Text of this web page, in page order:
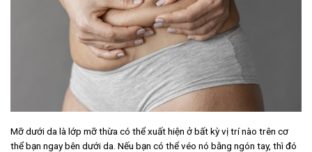
Mỡ dưới da là lớp mỡ thừa có thể xuất hiện ở bất kỳ vị trí nào trên cơ
thể bạn ngay bên dưới da. Nếu bạn có thể véo nó bằng ngón tay, thì đó